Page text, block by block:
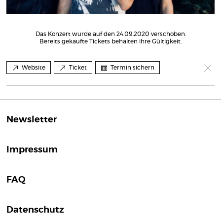
Das Konzert wurde auf den 24.09.2020 verschoben.
Bereits gekaufte Tickets behalten ihre Gültigkeit.
Website Ticket Termin sichern
Newsletter
Impressum
FAQ
Datenschutz